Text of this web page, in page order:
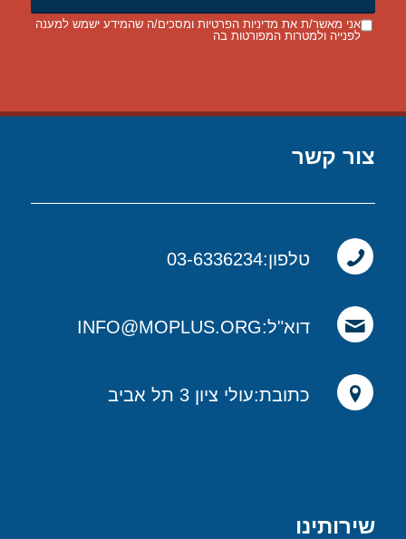
אני מאשר/ת את מדיניות הפרטיות ומסכים/ה שהמידע ישמש למענה
לפנייה ולמטרות המפורטות בה
צור קשר
טלפון:03-6336234
דוא"ל:INFO@MOPLUS.ORG
כתובת:עולי ציון 3 תל אביב
שירותינו